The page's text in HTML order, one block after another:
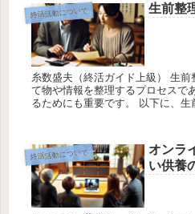
終活活動について 生前整
糸数盛夫（終活ガイド上級） 生前
て物や情報を整理するプロセスで
るためにも重要です。 以下に、生
終活活動について
オンラ
い供養